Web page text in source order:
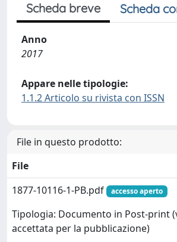
Scheda breve Scheda
Anno
2017
Appare nelle tipologie:
1.1.2 Articolo su rivista con ISSN
File in questo prodotto:
File
1877-10116-1-PB.pdf
accesso aperto
Tipologia: Documento in Post-print
accettata per la pubblicazione)